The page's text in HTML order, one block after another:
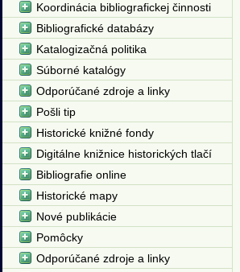
Koordinácia bibliografickej činnosti
Bibliografické databázy
Katalogizačná politika
Súborné katalógy
Odporúčané zdroje a linky
Pošli tip
Historické knižné fondy
Digitálne knižnice historických tlačí
Bibliografie online
Historické mapy
Nové publikácie
Pomôcky
Odporúčané zdroje a linky